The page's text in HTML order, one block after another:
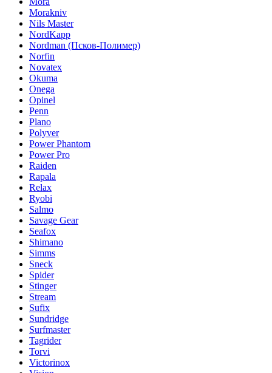
Morakniv
Nils Master
NordKapp
Nordman (Псков-Полимер)
Norfin
Novatex
Okuma
Onega
Opinel
Penn
Plano
Polyver
Power Phantom
Power Pro
Raiden
Rapala
Relax
Ryobi
Salmo
Savage Gear
Seafox
Shimano
Simms
Sneck
Spider
Stinger
Stream
Sufix
Sundridge
Surfmaster
Tagrider
Torvi
Victorinox